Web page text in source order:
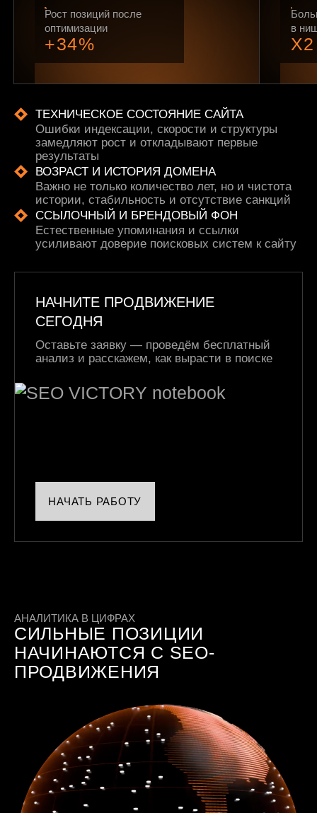
Рост позиций после
оптимизации
+34%
в
X2
ТЕХНИЧЕСКОЕ СОСТОЯНИЕ САЙТА
Ошибки индексации, скорости и структуры
замедляют рост и откладывают первые
результаты
ВОЗРАСТ И ИСТОРИЯ ДОМЕНА
Важно не только количество лет, но и чистота
истории, стабильность и отсутствие санкций
ССЫЛОЧНЫЙ И БРЕНДОВЫЙ ФОН
Естественные упоминания и ссылки
усиливают доверие поисковых систем к сайту
НАЧНИТЕ ПРОДВИЖЕНИЕ
СЕГОДНЯ
Оставьте заявку — проведём бесплатный
анализ и расскажем, как вырасти в поиске
НАЧАТЬ РАБОТУ
АНАЛИТИКА В ЦИФРАХ
СИЛЬНЫЕ ПОЗИЦИИ
НАЧИНАЮТСЯ С SEO-
ПРОДВИЖЕНИЯ